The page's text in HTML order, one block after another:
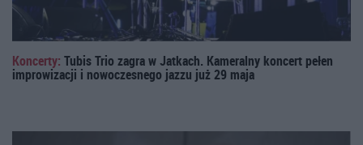
Koncerty: Tubis Trio zagra w Jatkach. Kameralny koncert pełen
improwizacji i nowoczesnego jazzu już 29 maja